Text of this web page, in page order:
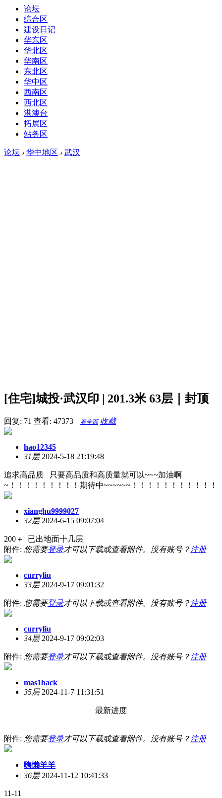
论坛
综合区
建设日记
华东区
华北区
华南区
东北区
华中区
西南区
西北区
港澳台
拓展区
站务区
论坛 › 华中地区 › 武汉
[住宅]城投·武汉印 | 201.3米 63层｜封顶
回复: 71 查看: 47373 看全部 收藏
hao12345
31层2024-5-18 21:19:48
追求高品质 只要高品质和高质量就可以~~~加油啊
~！！！！！！！！！期待中~~~~~~！！！！！！！！！！！
xianghu9999027
32层2024-6-15 09:07:04
200＋ 已出地面十几层
附件: 您需要登录才可以下载或查看附件。没有账号？ 注册
curryliu
33层2024-9-17 09:01:32
附件: 您需要登录才可以下载或查看附件。没有账号？ 注册
curryliu
34层2024-9-17 09:02:03
附件: 您需要登录才可以下载或查看附件。没有账号？ 注册
mas1back
35层2024-11-7 11:31:51
最新进度
附件: 您需要登录才可以下载或查看附件。没有账号？ 注册
嗨懒羊羊
36层2024-11-12 10:41:33
11-11